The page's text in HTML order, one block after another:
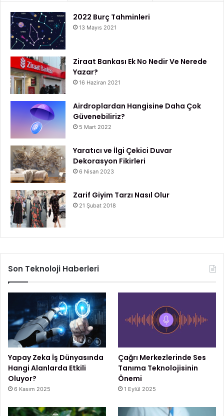
2022 Burç Tahminleri
13 Mayıs 2021
Ziraat Bankası Ek No Nedir Ve Nerede
Yazar?
16 Haziran 2021
Airdroplardan Hangisine Daha Çok
Güvenebiliriz?
5 Mart 2022
Yaratıcı ve İlgi Çekici Duvar
Dekorasyon Fikirleri
6 Nisan 2023
Zarif Giyim Tarzı Nasıl Olur
21 Şubat 2018
Son Teknoloji Haberleri
Yapay Zeka İş Dünyasında
Hangi Alanlarda Etkili
Oluyor?
6 Kasım 2025
Çağrı Merkezlerinde Ses
Tanıma Teknolojisinin
Önemi
1 Eylül 2025